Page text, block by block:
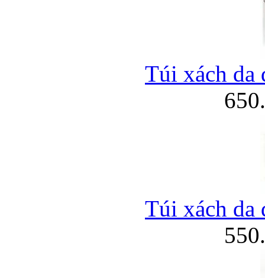
Túi xách da
Túi xách da